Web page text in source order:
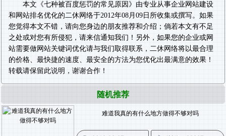
本文《七种被百度惩罚的常见原因 》由专业从事企业网站建设
和 网站排名优化的二休网络于2012年08月09日所收集或撰写。如果
您觉得本文不错，请向您身边的朋友推荐和介绍；倘若本文有不足
之处或对您有所侵犯，请来信通知我们！另外，如果您的企业或网
站需要做网站关键词优化请与我们取得联系，二休网络将以最合理
的价格、最快捷的速度、最安全的方法为您优化出最满意的效果！
转载请保留此说明，谢谢合作！
随机推荐
难道我真的有什么地方做得不够对吗